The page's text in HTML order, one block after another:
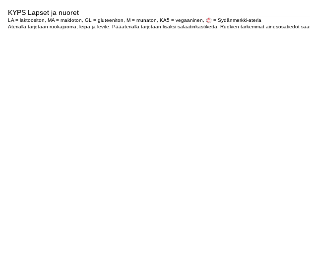
KYPS Lapset ja nuoret
LA = laktoositon, MA = maidoton, GL = gluteeniton, M = munaton, KA5 = vegaaninen,
= Sydänmerkki-ateria
Aterialla tarjotaan ruokajuoma, leipä ja levite. Pääaterialla tarjotaan lisäksi salaatinkastiketta. Ruokien tarkemmat ainesosatiedot